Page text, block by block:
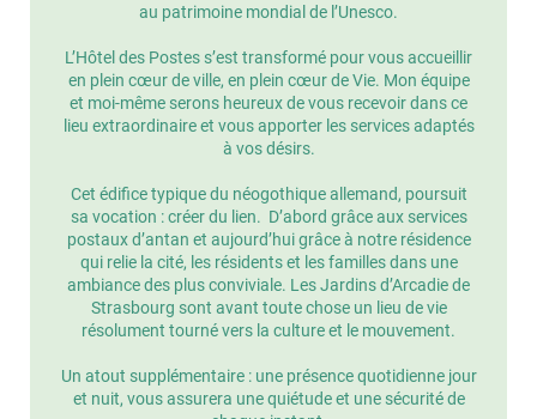
au patrimoine mondial de l’Unesco.
L’Hôtel des Postes s’est transformé pour vous accueillir
en plein cœur de ville, en plein cœur de Vie. Mon équipe
et moi-même serons heureux de vous recevoir dans ce
lieu extraordinaire et vous apporter les services adaptés
à vos désirs.
Cet édifice typique du néogothique allemand, poursuit
sa vocation : créer du lien. D’abord grâce aux services
postaux d’antan et aujourd’hui grâce à notre résidence
qui relie la cité, les résidents et les familles dans une
ambiance des plus conviviale. Les Jardins d’Arcadie de
Strasbourg sont avant toute chose un lieu de vie
résolument tourné vers la culture et le mouvement.
Un atout supplémentaire : une présence quotidienne jour
et nuit, vous assurera une quiétude et une sécurité de